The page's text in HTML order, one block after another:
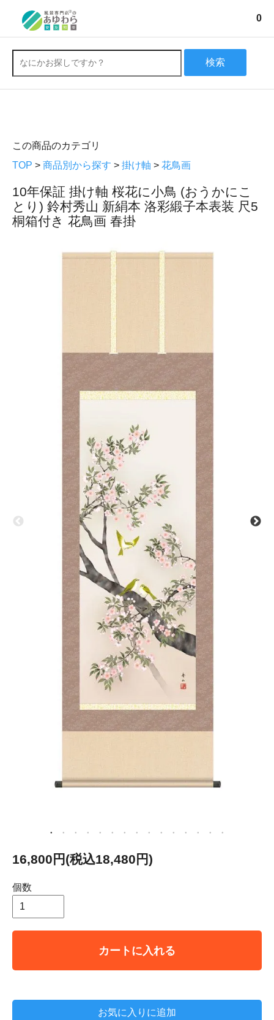
0
検索
この商品のカテゴリ
TOP > 商品別から探す > 掛け軸 > 花鳥画
10年保証 掛け軸 桜花に小鳥 (おうかにこ
とり) 鈴村秀山 新絹本 洛彩緞子本表装 尺5
桐箱付き 花鳥画 春掛
16,800円(税込18,480円)
個数
カートに入れる
お気に入りに追加